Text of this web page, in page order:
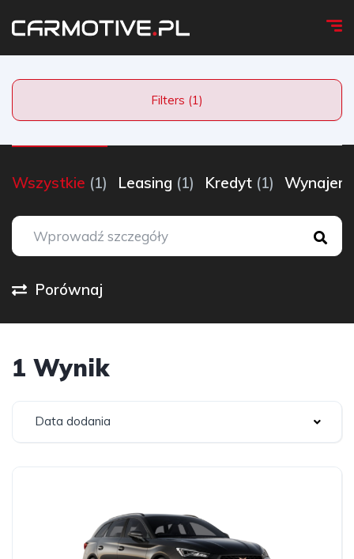
Filters (1)
Wszystkie (1) Leasing (1) Kredyt (1) Wynajem
Porównaj
1 Wynik
Data dodania